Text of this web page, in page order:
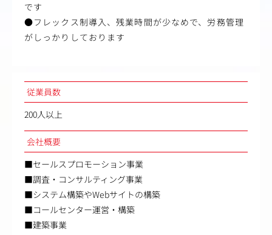
です
●フレックス制導入、残業時間が少なめで、労務管理
がしっかりしております
従業員数
200人以上
会社概要
■セールスプロモーション事業
■調査・コンサルティング事業
■システム構築やWebサイトの構築
■コールセンター運営・構築
■建築事業